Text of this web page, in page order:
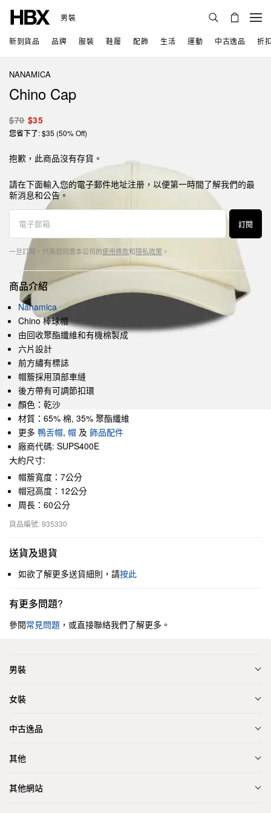
男裝
新到貨品 品牌 服裝 鞋履 配飾 生活 運動 中古逸品 折
NANAMICA
Chino Cap
$70 $35
您省下了: $35 (50% Off)
抱歉，此商品沒有存貨。
請在下面輸入您的電子郵件地址注册，以便第一時間了解我們的最
新消息和公告。
訂閱
一旦訂閱，代表您同意本公司的使用條款和隱私政策 。
商品介紹
Nanamica
Chino 棒球帽
由回收聚酯纖維和有機棉製成
六片設計
前方繡有標誌
帽簷採用頂部車縫
後方帶有可調節扣環
顏色：乾沙
材質：65% 棉, 35% 聚酯纖維
更多 鴨舌帽, 帽 及 飾品配件
廠商代碼: SUPS400E
大約尺寸:
帽簷寬度：7公分
帽冠高度：12公分
周長：60公分
貨品編號: 935330
送貨及退貨
如欲了解更多送貨細則，請按此
有更多問題?
參閱常見問題 ，或直接聯絡我們了解更多。
男裝
女裝
中古逸品
其他
其他網站